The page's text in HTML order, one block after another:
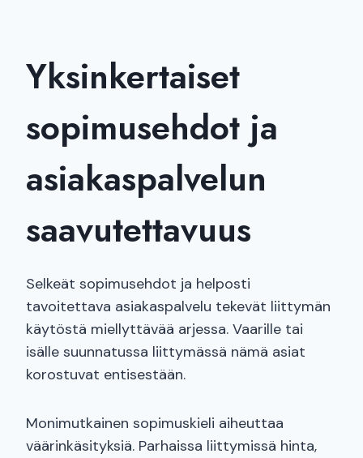
Yksinkertaiset
sopimusehdot ja
asiakaspalvelun
saavutettavuus
Selkeät sopimusehdot ja helposti
tavoitettava asiakaspalvelu tekevät liittymän
käytöstä miellyttävää arjessa. Vaarille tai
isälle suunnatussa liittymässä nämä asiat
korostuvat entisestään.
Monimutkainen sopimuskieli aiheuttaa
väärinkäsityksiä. Parhaissa liittymissä hinta,